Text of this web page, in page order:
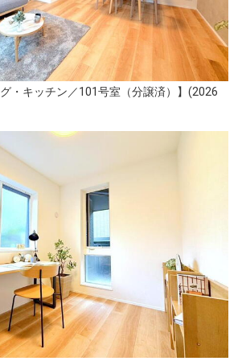
グ・キッチン／101号室（分譲済）】(2026